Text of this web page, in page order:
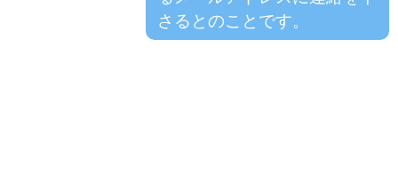
さるとのことです。